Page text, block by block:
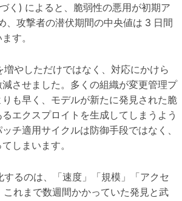
く) によると、脆弱性の悪用が初期ア
、攻撃者の潜伏期間の中央値は 3 日間
す。
増やしただけではなく、対応にかけら
させました。多くの組織が変更管理プ
も早く、モデルが新たに発見された脆
エクスプロイトを生成してしまうよう
チ適用サイクルは防御手段ではなく、
しまいます。
するのは、「速度」「規模」「アクセ
これまで数週間かかっていた発見と武